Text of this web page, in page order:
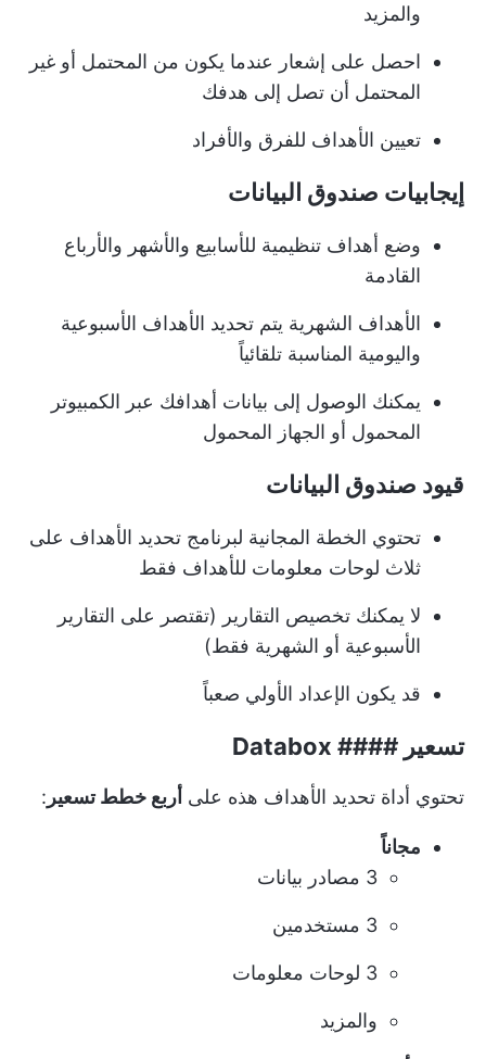
والمزيد
احصل على إشعار عندما يكون من المحتمل أو غير
المحتمل أن تصل إلى هدفك
تعيين الأهداف للفرق والأفراد
إيجابيات صندوق البيانات
وضع أهداف تنظيمية للأسابيع والأشهر والأرباع
القادمة
الأهداف الشهرية يتم تحديد الأهداف الأسبوعية
واليومية المناسبة تلقائياً
يمكنك الوصول إلى بيانات أهدافك عبر الكمبيوتر
المحمول أو الجهاز المحمول
قيود صندوق البيانات
تحتوي الخطة المجانية لبرنامج تحديد الأهداف على
ثلاث لوحات معلومات للأهداف فقط
لا يمكنك تخصيص التقارير (تقتصر على التقارير
الأسبوعية أو الشهرية فقط)
قد يكون الإعداد الأولي صعباً
تسعير #### Databox
تحتوي أداة تحديد الأهداف هذه على أربع خطط تسعير :
مجاناً
3 مصادر بيانات
3 مستخدمين
3 لوحات معلومات
والمزيد